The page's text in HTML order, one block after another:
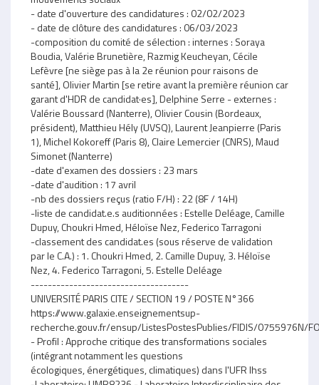
- date d'ouverture des candidatures : 02/02/2023
- date de clôture des candidatures : 06/03/2023
-composition du comité de sélection : internes : Soraya
Boudia, Valérie Brunetière, Razmig Keucheyan, Cécile
Lefèvre [ne siège pas à la 2e réunion pour raisons de
santé], Olivier Martin [se retire avant la première réunion car
garant d'HDR de candidat·es], Delphine Serre - externes :
Valérie Boussard (Nanterre), Olivier Cousin (Bordeaux,
président), Matthieu Hély (UVSQ), Laurent Jeanpierre (Paris
1), Michel Kokoreff (Paris 8), Claire Lemercier (CNRS), Maud
Simonet (Nanterre)
-date d'examen des dossiers : 23 mars
-date d'audition : 17 avril
-nb des dossiers reçus (ratio F/H) : 22 (8F / 14H)
-liste de candidat.e.s auditionnées : Estelle Deléage, Camille
Dupuy, Choukri Hmed, Héloïse Nez, Federico Tarragoni
-classement des candidat.es (sous réserve de validation
par le C.A.) : 1. Choukri Hmed, 2. Camille Dupuy, 3. Héloïse
Nez, 4. Federico Tarragoni, 5. Estelle Deléage
-------------------------------------
UNIVERSITÉ PARIS CITE / SECTION 19 / POSTE N°366
https://www.galaxie.enseignementsup-
recherche.gouv.fr/ensup/ListesPostesPublies/FIDIS/0755976N/
- Profil : Approche critique des transformations sociales
(intégrant notamment les questions
écologiques, énergétiques, climatiques) dans l'UFR Ihss